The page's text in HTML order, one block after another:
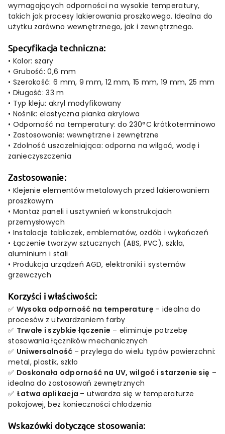
wymagających odpornościnawysokie temperatury,
takichjakprocesy lakierowania proszkowego. Idealna do
użytku zarówno wewnętrznego, jak i zewnętrznego.
Specyfikacja techniczna:
• Kolor: szary
• Grubość:0,6 mm
• Szerokość: 6 mm, 9mm, 12mm, 15 mm, 19 mm, 25 mm
• Długość:33m
• Typ kleju: akryl modyfikowany
• Nośnik:elastycznapiankaakrylowa
• Odporność na temperatury:do230°Ckrótkoterminowo
• Zastosowanie: wewnętrznei zewnętrzne
• Zdolnośćuszczelniająca:odporna nawilgoć, wodęi
zanieczyszczenia
Zastosowanie:
• Klejenieelementówmetalowych przedlakierowaniem
proszkowym
• Montaż paneli iusztywnień wkonstrukcjach
przemysłowych
• Instalacje tabliczek,emblematów, ozdób iwykończeń
• Łączenie tworzyw sztucznych (ABS, PVC), szkła,
aluminium i stali
• Produkcja urządzeńAGD, elektronikiisystemów
grzewczych
Korzyści iwłaściwości:
✅ Wysoka odporność na temperaturę – idealnado
procesów zutwardzaniem farby
✅ Trwałe i szybkie łączenie –eliminujepotrzebę
stosowaniałącznikówmechanicznych
✅ Uniwersalność –przylegadowielu typów powierzchni:
metal,plastik, szkło
✅ Doskonała odporność na UV, wilgoć i starzenie się –
idealnado zastosowań zewnętrznych
✅ Łatwa aplikacja –utwardza się w temperaturze
pokojowej,bez koniecznościchłodzenia
Wskazówkidotyczącestosowania: